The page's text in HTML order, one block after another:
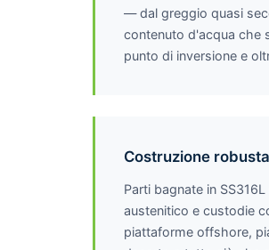
— dal greggio quasi
contenuto d'acqua che
punto di inversione e
Costruzione robusta
Parti bagnate in
austenitico e custodie
piattaforme offshore,